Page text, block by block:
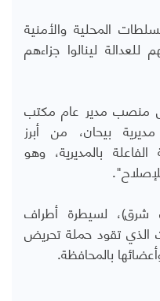
المحلية والأمنية
لينالوا جزاءهم
منصب مدير عام مكتب
بيحان، من أبرز
بالمديرية، وهو
لسيطرة أطراف
الذي تقود حملة تحريض
بالمحافظة.